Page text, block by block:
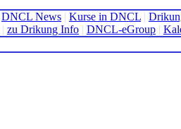
DNCL News | Kurse in DNCL |
| zu Drikung Info | DNCL-eGroup |